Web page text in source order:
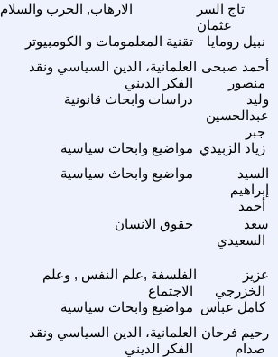
الارهاب, الحرب والسلام
تاج السر
عثمان
تقنية المعلمومات و الكومبيوتر نبيل رومايا
العلمانية، الدين السياسي ونقد
الفكر الديني
أحمد صبحى
منصور
دراسات وابحاث قانونية
وليد
عبدالحسين
جبر
مواضيع وابحاث سياسية زياد الزبيدي
مواضيع وابحاث سياسية
السيد
إبراهيم
أحمد
حقوق الانسان
سعد
السعيدي
الفلسفة ,علم النفس , وعلم
الاجتماع
عزيز
الخزرجي
مواضيع وابحاث سياسية كامل عباس
العلمانية، الدين السياسي ونقد
الفكر الديني
رحيم فرحان
صدام